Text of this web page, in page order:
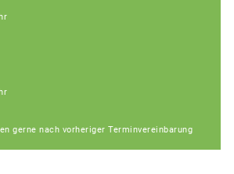
gerne nach vorheriger Terminvereinbarung